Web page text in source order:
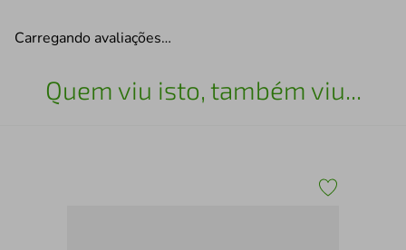
Carregando avaliações…
Quem viu isto, também viu...